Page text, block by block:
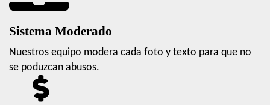
Sistema Moderado
Nuestros equipo modera cada foto y texto para que no
se poduzcan abusos.